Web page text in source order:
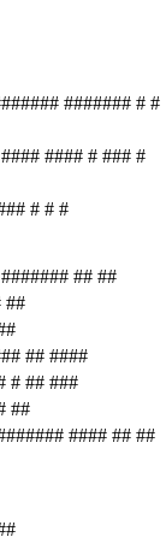
####### # #
#### # ### #
# # #
## ##
##
## ####
# ## ###
##
#### ## ##